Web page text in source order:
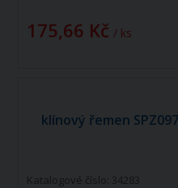
175,66 Kč / ks
klínový řemen
Katalogové číslo: 34283